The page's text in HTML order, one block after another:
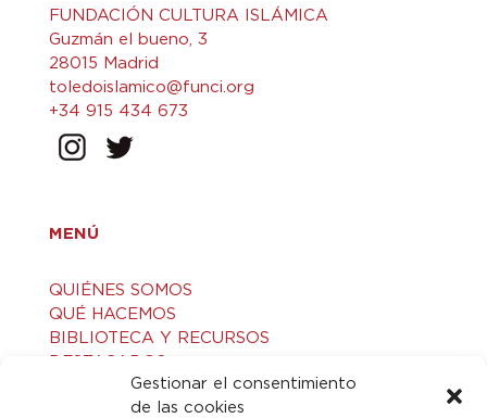
Gestionar el consentimiento
de las cookies
FUNDACIÓN CULTURA ISLÁMICA
Guzmán el bueno, 3
28015 Madrid
toledoislamico@funci.org
+34 915 434 673
MENÚ
QUIÉNES SOMOS
QUÉ HACEMOS
BIBLIOTECA Y RECURSOS
DESTACADOS
ACTIVIDADES
VISITAS GUIADAS